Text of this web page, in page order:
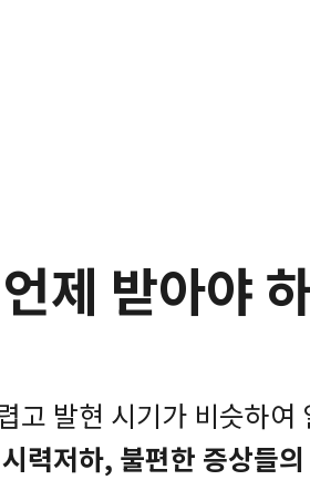
제 받아야
고 발현 시기가 비슷하
력저하, 불편한 증상들